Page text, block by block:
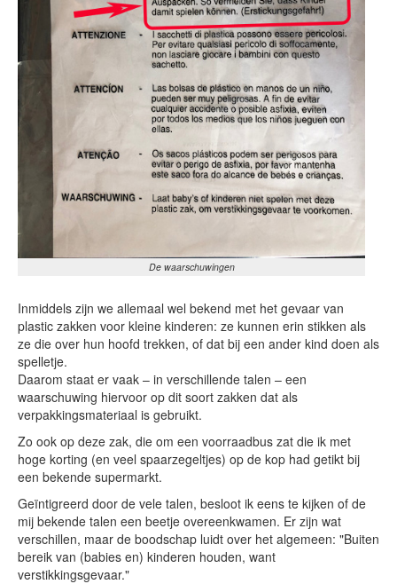
De waarschuwingen
Inmiddels zijn we allemaal wel bekend met het gevaar van
plastic zakken voor kleine kinderen: ze kunnen erin stikken als
ze die over hun hoofd trekken, of dat bij een ander kind doen als
spelletje.
Daarom staat er vaak – in verschillende talen – een
waarschuwing hiervoor op dit soort zakken dat als
verpakkingsmateriaal is gebruikt.
Zo ook op deze zak, die om een voorraadbus zat die ik met
hoge korting (en veel spaarzegeltjes) op de kop had getikt bij
een bekende supermarkt.
Geïntigreerd door de vele talen, besloot ik eens te kijken of de
mij bekende talen een beetje overeenkwamen. Er zijn wat
verschillen, maar de boodschap luidt over het algemeen: "Buiten
bereik van (babies en) kinderen houden, want
verstikkingsgevaar."